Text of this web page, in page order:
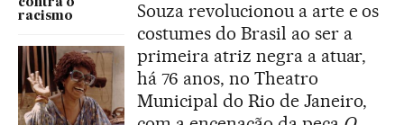
racismo
Souza revolucionou a arte e os
costumes do Brasil ao ser a
primeira atriz negra a atuar,
há 76 anos, no Theatro
Municipal do Rio de Janeiro,